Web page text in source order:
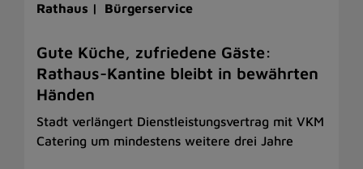
Rathaus | Bürgerservice
Gute Küche, zufriedene Gäste:
Rathaus-Kantine bleibt in bewährten
Händen
Stadt verlängert Dienstleistungsvertrag mit VKM
Catering um mindestens weitere drei Jahre